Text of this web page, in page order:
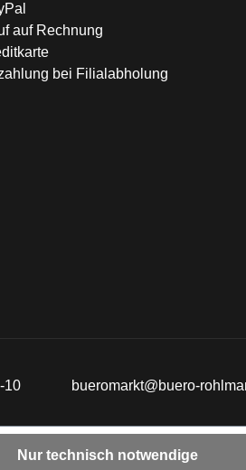
auf Rechnung
bei Filialabholung
10
bueromarkt@buero-
Nur technisch notwendige